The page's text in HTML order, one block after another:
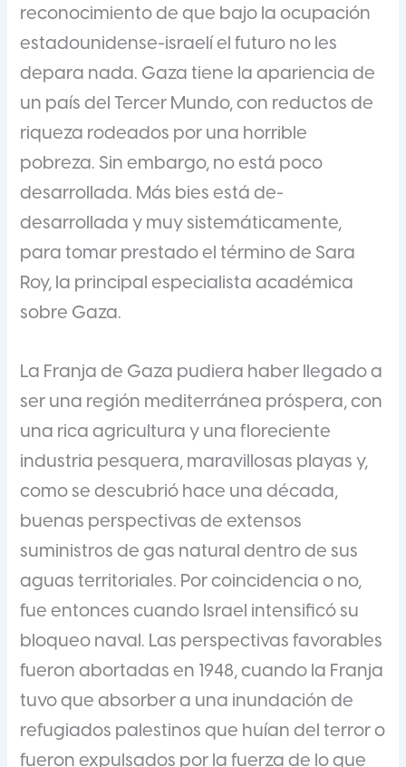
reconocimiento de que bajo la ocupación
estadounidense-israelí el futuro no les
depara nada. Gaza tiene la apariencia de
un país del Tercer Mundo, con reductos de
riqueza rodeados por una horrible
pobreza. Sin embargo, no está poco
desarrollada. Más bies está de-
desarrollada y muy sistemáticamente,
para tomar prestado el término de Sara
Roy, la principal especialista académica
sobre Gaza.
La Franja de Gaza pudiera haber llegado a
ser una región mediterránea próspera, con
una rica agricultura y una floreciente
industria pesquera, maravillosas playas y,
como se descubrió hace una década,
buenas perspectivas de extensos
suministros de gas natural dentro de sus
aguas territoriales. Por coincidencia o no,
fue entonces cuando Israel intensificó su
bloqueo naval. Las perspectivas favorables
fueron abortadas en 1948, cuando la Franja
tuvo que absorber a una inundación de
refugiados palestinos que huían del terror o
fueron expulsados por la fuerza de lo que